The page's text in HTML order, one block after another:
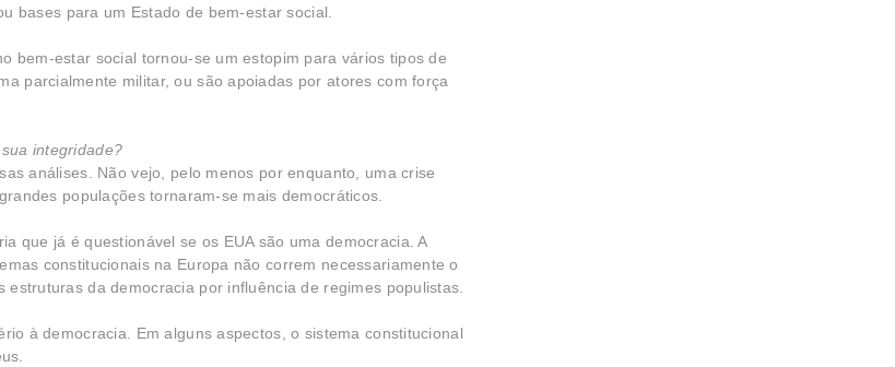
bases para um Estado de bem-estar social.
bem-estar social tornou-se um estopim para vários tipos de
parcialmente militar, ou são apoiadas por atores com força
integridade?
análises. Não vejo, pelo menos por enquanto, uma crise
populações tornaram-se mais democráticos.
que já é questionável se os EUA são uma democracia. A
constitucionais na Europa não correm necessariamente o
da democracia por influência de regimes populistas.
à democracia. Em alguns aspectos, o sistema constitucional